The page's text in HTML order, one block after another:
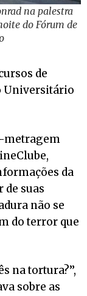
na palestra
do Fórum de
de
Universitário
metragem
da
suas
não se
do terror que
na tortura?’’,
sobre as